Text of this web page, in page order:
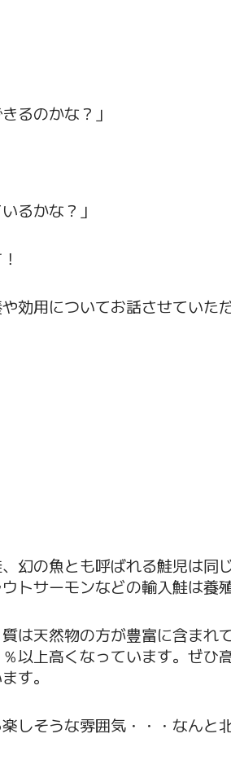
るのかな？」
るかな？」
効用についてお話させていた
幻の魚とも呼ばれる鮭児は同
トサーモンなどの輸入鮭は養
は天然物の方が豊富に含まれ
以上高くなっています。ぜひ
す。
しそうな雰囲気・・・なんと